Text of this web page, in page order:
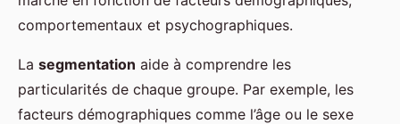
comportementaux et psychographiques.
La segmentation aide à comprendre les
particularités de chaque groupe. Par exemple, les
facteurs démographiques comme l’âge ou le sexe